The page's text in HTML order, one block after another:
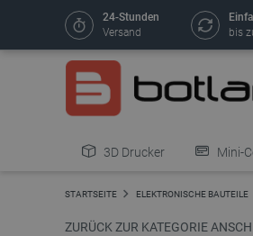
24-Stunden
Versand
bis
3D Drucker Mini-
STARTSEITE ELEKTRONISCHE BAUTEILE
ZURÜCK ZUR KATEGORIE